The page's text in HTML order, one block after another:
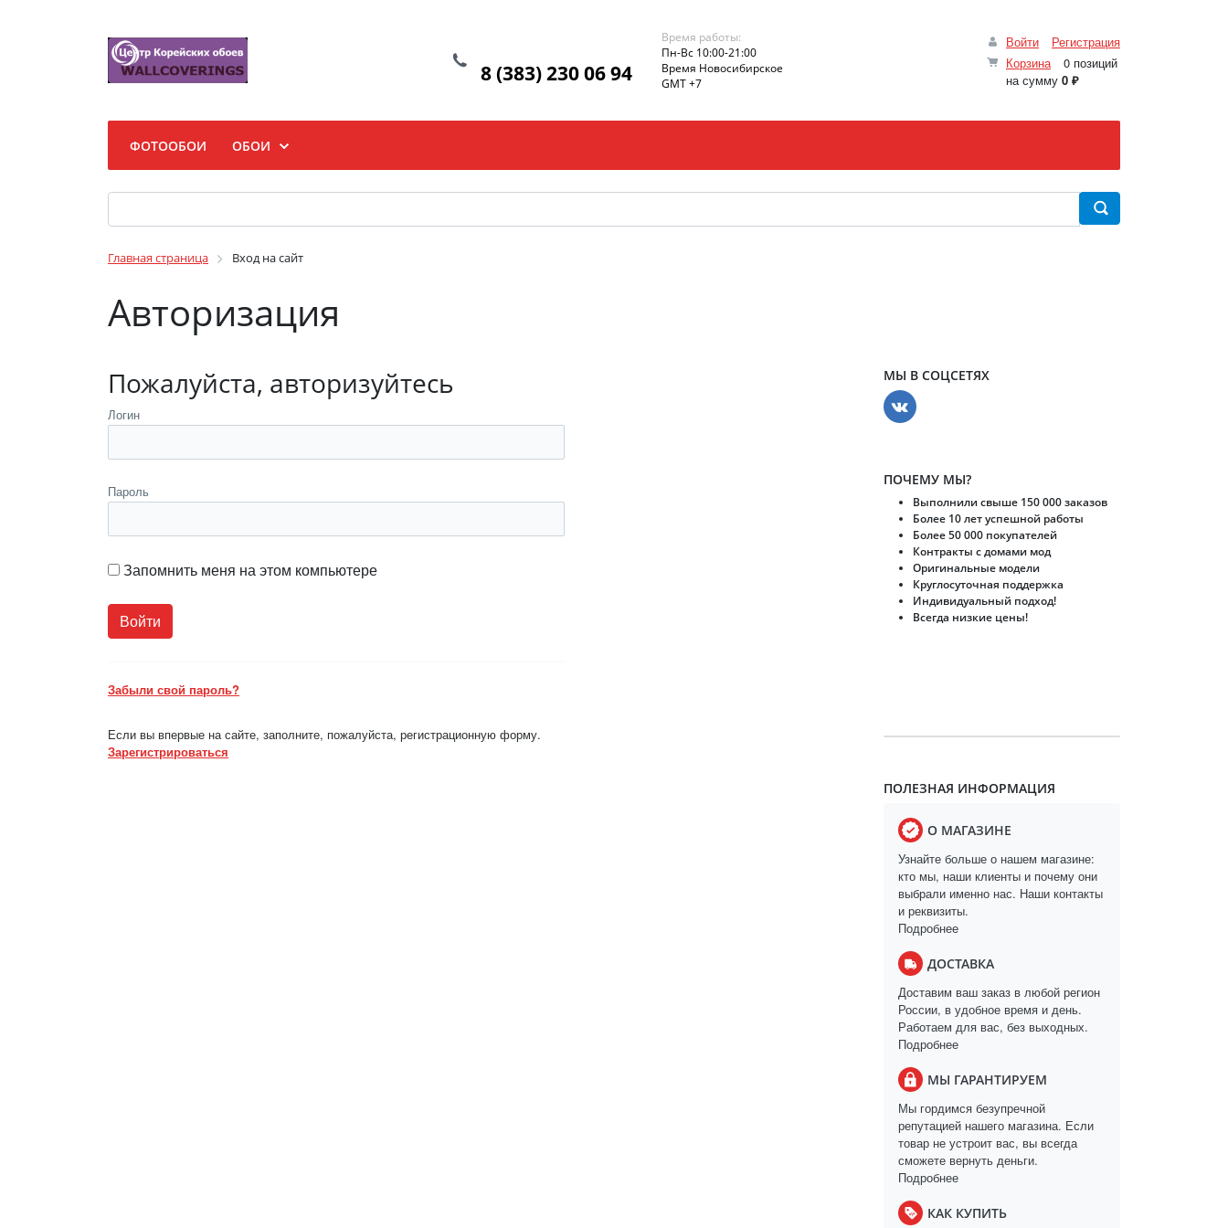
Войти
Регистрация
Корзина
0 позиций
на сумму 0 ₽
8 (383) 230 06 94
Время работы:
Пн-Вс 10:00-21:00
Время Новосибирское
GMT +7
ФОТООБОИ ОБОИ
Главная страница Вход на сайт
Авторизация
Пожалуйста, авторизуйтесь
Логин
Пароль
Запомнить меня на этом компьютере
Забыли свой пароль?
Если вы впервые на сайте, заполните, пожалуйста, регистрационную форму.
Зарегистрироваться
МЫ В СОЦСЕТЯХ
ПОЧЕМУ МЫ?
Выполнили свыше 150 000 заказов
Более 10 лет успешной работы
Более 50 000 покупателей
Контракты с домами мод
Оригинальные модели
Круглосуточная поддержка
Индивидуальный подход!
Всегда низкие цены!
ПОЛЕЗНАЯ ИНФОРМАЦИЯ
О МАГАЗИНЕ
Узнайте больше о нашем магазине:
кто мы, наши клиенты и почему они
выбрали именно нас. Наши контакты
и реквизиты.
Подробнее
ДОСТАВКА
Доставим ваш заказ в любой регион
России, в удобное время и день.
Работаем для вас, без выходных.
Подробнее
МЫ ГАРАНТИРУЕМ
Мы гордимся безупречной
репутацией нашего магазина. Если
товар не устроит вас, вы всегда
сможете вернуть деньги.
Подробнее
КАК КУПИТЬ